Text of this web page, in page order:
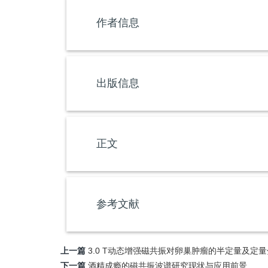
作者信息
出版信息
正文
参考文献
上一篇 3.0 T动态增强磁共振对卵巢肿瘤的半定量及定
下一篇 酒精成瘾的磁共振波谱研究现状与应用前景